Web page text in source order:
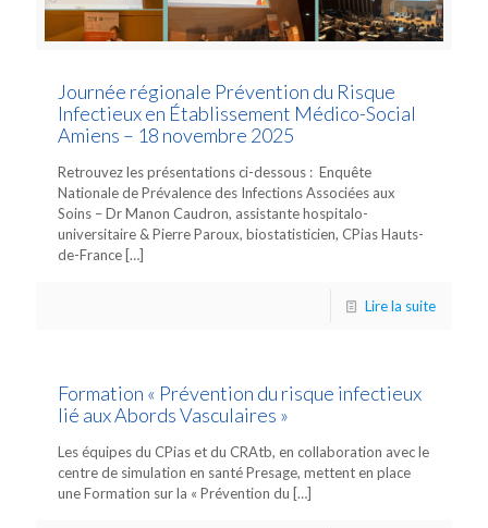
Journée régionale Prévention du Risque
Infectieux en Établissement Médico-Social
Amiens – 18 novembre 2025
Retrouvez les présentations ci-dessous : Enquête
Nationale de Prévalence des Infections Associées aux
Soins – Dr Manon Caudron, assistante hospitalo-
universitaire & Pierre Paroux, biostatisticien, CPias Hauts-
de-France[…]
Lire la suite
Formation « Prévention du risque infectieux
lié aux Abords Vasculaires »
Les équipes du CPias et du CRAtb, en collaboration avec le
centre de simulation en santé Presage, mettent en place
une Formation sur la « Prévention du […]